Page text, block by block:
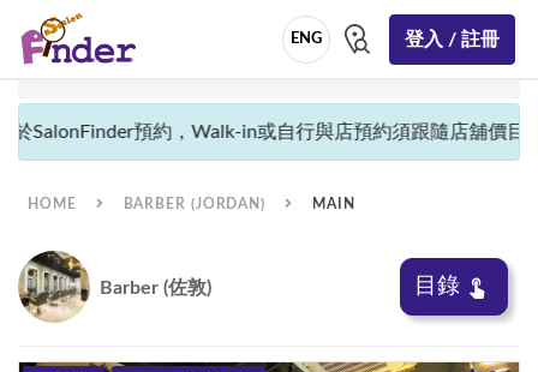
ENG 登入 / 註冊
SalonFinder預約，Walk-in或自行與店預約須跟隨店舖價目
HOME BARBER (JORDAN) MAIN
Barber (佐敦) 目錄